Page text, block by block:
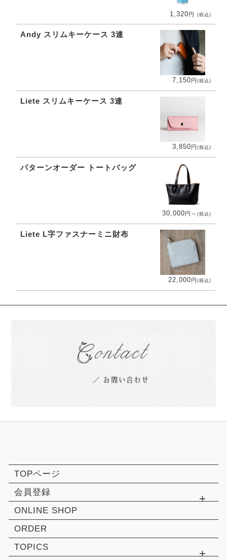
1,320円 (税込)
Andy スリムキーケース 3連
7,150 円 (税込)
Liete スリムキーケース 3連
3,850 円 (税込)
パターンオーダー トートバッグ
30,000 円 ～ (税込)
Liete L字ファスナーミニ財布
22,000 円 (税込)
TOPページ
会員登録
ONLINE SHOP
ORDER
TOPICS